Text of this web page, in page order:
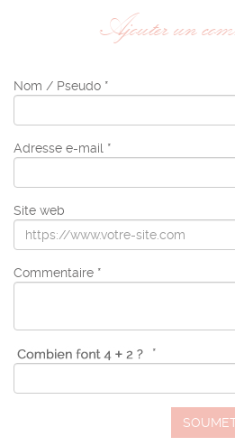
Ajouter un
Nom / Pseudo *
Adresse e-mail *
Site web
Commentaire *
*